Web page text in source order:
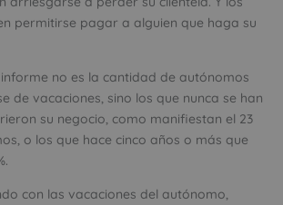
permitirse pagar a alguien que haga su
no es la cantidad de autónomos
de vacaciones, sino los que nunca se han
su negocio, como manifiestan el 23
o los que hace cinco años o más que
con las vacaciones del autónomo,